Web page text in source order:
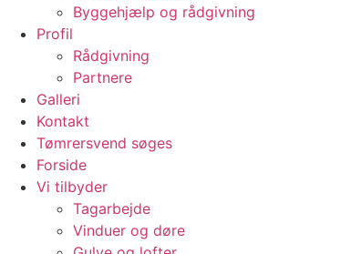
Byggehjælp og rådgivning
Profil
Rådgivning
Partnere
Galleri
Kontakt
Tømrersvend søges
Forside
Vi tilbyder
Tagarbejde
Vinduer og døre